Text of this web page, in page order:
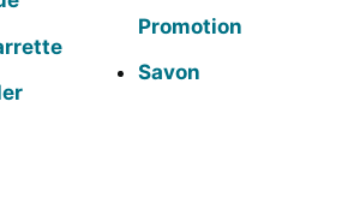
Promotion
Savon